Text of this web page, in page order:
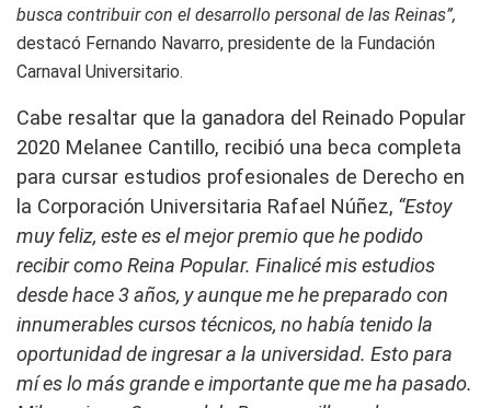
busca contribuir con el desarrollo personal de las Reinas”,
destacó Fernando Navarro, presidente de la Fundación
Carnaval Universitario.
Cabe resaltar que la ganadora del Reinado Popular
2020 Melanee Cantillo, recibió una beca completa
para cursar estudios profesionales de Derecho en
la Corporación Universitaria Rafael Núñez, “Estoy
muy feliz, este es el mejor premio que he podido
recibir como Reina Popular. Finalicé mis estudios
desde hace 3 años, y aunque me he preparado con
innumerables cursos técnicos, no había tenido la
oportunidad de ingresar a la universidad. Esto para
mí es lo más grande e importante que me ha pasado.